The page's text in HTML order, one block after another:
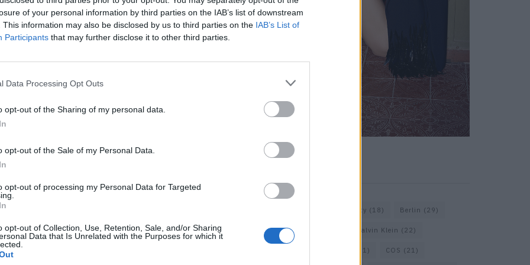
of your personal information by third parties on the IAB’s list of downstream
This information may also be disclosed by us to third parties on the IAB’s List of
Participants that may further disclose it to other third parties.
Data Processing Opt Outs
opt-out of the Sharing of my personal data.
opt-out of the Sale of my Personal Data.
opt-out of processing my Personal Data for Targeted
opt-out of Collection, Use, Retention, Sale, and/or Sharing
Data that Is Unrelated with the Purposes for which it
für unser Seelenheil brauchen: Erstens ist es
Gedanken bringt. Wir übernehmen dabei aktiv die
tun können, dann zumindest mit den eigenen vier
Workout, das alle Muskeln in unserem Körper
Oberflächen, dem Strecken nach Spinnweben
so viele Kalorien wie sonst beim
Verschieben, Aussortieren und Sortieren häufig
hinten im Schrank das wunderschöne, blaue
unter dem Bett findet man einen zehn Jahre
die meiste Zeit in den eigenen vier Wänden. Wir
Ort. Wir sehen 24 Stunden am Tag dieselbe
uns in unserer Wohnung wohlfühlen und es uns
fällt einem das schwerer.
will seinen Frühjahrsputz durchführen müssen,
können oder den Tag am See geniessen
Beauty (18) Berlin (29)
Bottega Veneta Calvin Klein (22)
(71) COS (21)